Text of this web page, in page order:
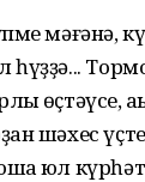
мәғәнә,
һүҙҙә...
өҫтәүсе,
шәхес
юл